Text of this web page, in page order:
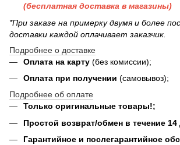
(бесплатная доставка в магазины)
*При заказе на примерку двумя и более
доставки каждой оплачивает заказчик.
Подробнее о доставке
Оплата на карту (без комиссии);
Оплата при получении (самовывоз);
Подробнее об оплате
Только оригинальные товары!;
Простой возврат/обмен в течение 14
Гарантийное и послегарантийное